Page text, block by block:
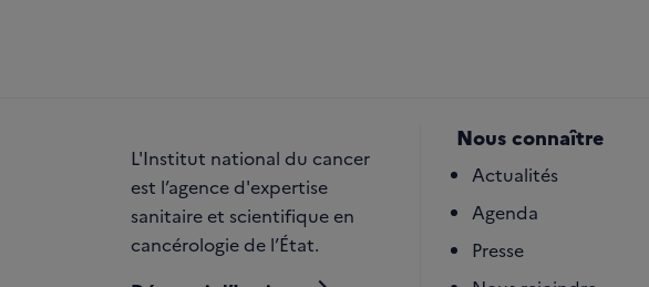
L'Institut national du cancer
est l’agence d'expertise
sanitaire et scientifique en
cancérologie de l’État.
Nous connaître
Actualités
Agenda
Presse